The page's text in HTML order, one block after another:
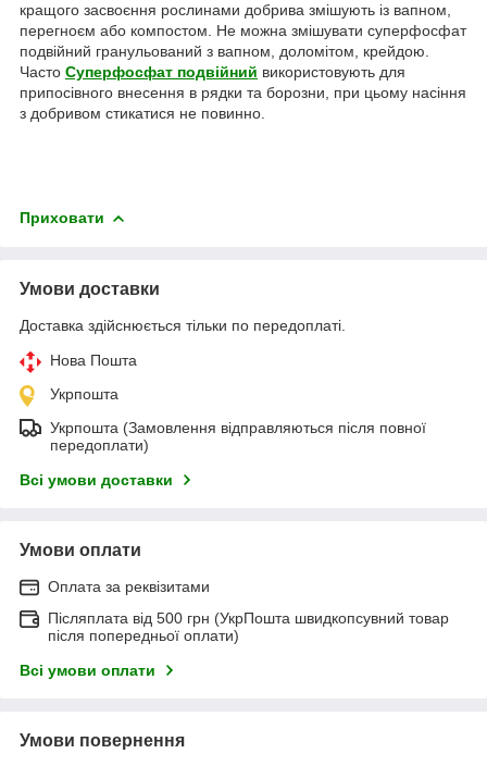
кращого засвоєння рослинами добрива змішують із вапном,
перегноєм або компостом. Не можна змішувати суперфосфат
подвійний гранульований з вапном, доломітом, крейдою.
Часто Суперфосфат подвійний використовують для
припосівного внесення в рядки та борозни, при цьому насіння
з добривом стикатися не повинно.
Приховати
Умови доставки
Доставка здійснюється тільки по передоплаті.
Нова Пошта
Укрпошта
Укрпошта (Замовлення відправляються після повної
передоплати)
Всі умови доставки
Умови оплати
Оплата за реквізитами
Післяплата від 500 грн (УкрПошта швидкопсувний товар
після попередньої оплати)
Всі умови оплати
Умови повернення